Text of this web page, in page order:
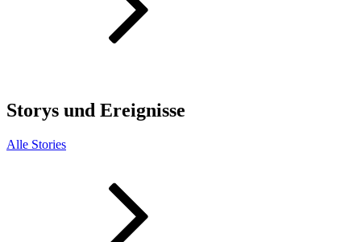
Storys und Ereignisse
Alle Stories